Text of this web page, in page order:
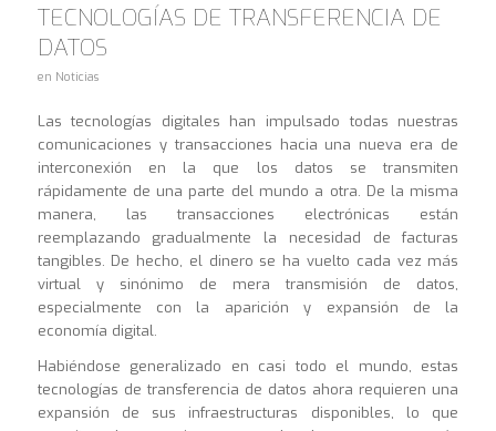
TECNOLOGÍAS DE TRANSFERENCIA DE
DATOS
en Noticias
Las tecnologías digitales han impulsado todas nuestras
comunicaciones y transacciones hacia una nueva era de
interconexión en la que los datos se transmiten
rápidamente de una parte del mundo a otra. De la misma
manera, las transacciones electrónicas están
reemplazando gradualmente la necesidad de facturas
tangibles. De hecho, el dinero se ha vuelto cada vez más
virtual y sinónimo de mera transmisión de datos,
especialmente con la aparición y expansión de la
economía digital.
Habiéndose generalizado en casi todo el mundo, estas
tecnologías de transferencia de datos ahora requieren una
expansión de sus infraestructuras disponibles, lo que